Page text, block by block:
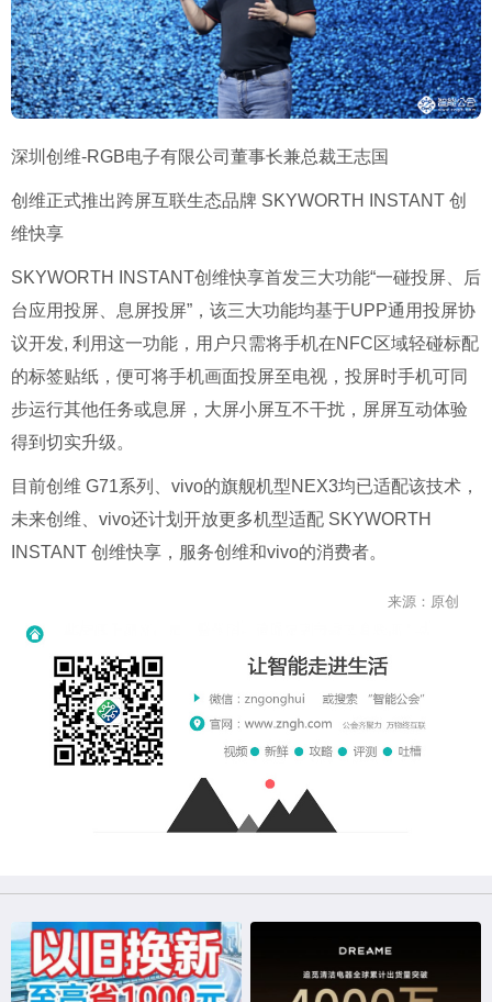
深圳创维-RGB电子有限公司董事长兼总裁王志国
创维正式推出跨屏互联生态品牌 SKYWORTH INSTANT 创
维快享
SKYWORTH INSTANT创维快享首发三大功能“一碰投屏、后
台应用投屏、息屏投屏”，该三大功能均基于UPP通用投屏协
议开发, 利用这一功能，用户只需将手机在NFC区域轻碰标配
的标签贴纸，便可将手机画面投屏至电视，投屏时手机可同
步运行其他任务或息屏，大屏小屏互不干扰，屏屏互动体验
得到切实升级。
目前创维 G71系列、vivo的旗舰机型NEX3均已适配该技术，
未来创维、vivo还计划开放更多机型适配 SKYWORTH
INSTANT 创维快享，服务创维和vivo的消费者。
来源：原创